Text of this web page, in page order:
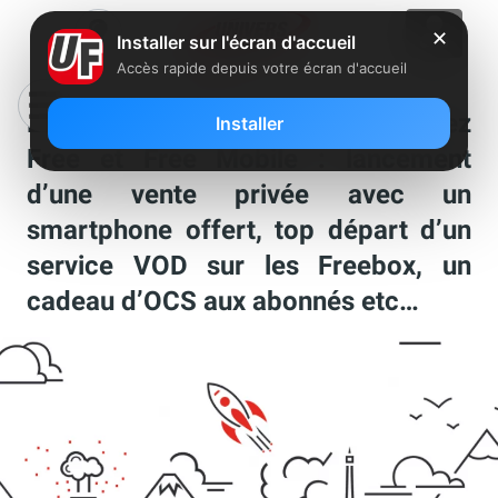
Les nouveautés de la semaine chez
Free et Free Mobile : lancement
d’une vente privée avec un
smartphone offert, top départ d’un
service VOD sur les Freebox, un
cadeau d’OCS aux abonnés etc…
✕
Installer sur l'écran d'accueil
Accès rapide depuis votre écran d'accueil
Installer